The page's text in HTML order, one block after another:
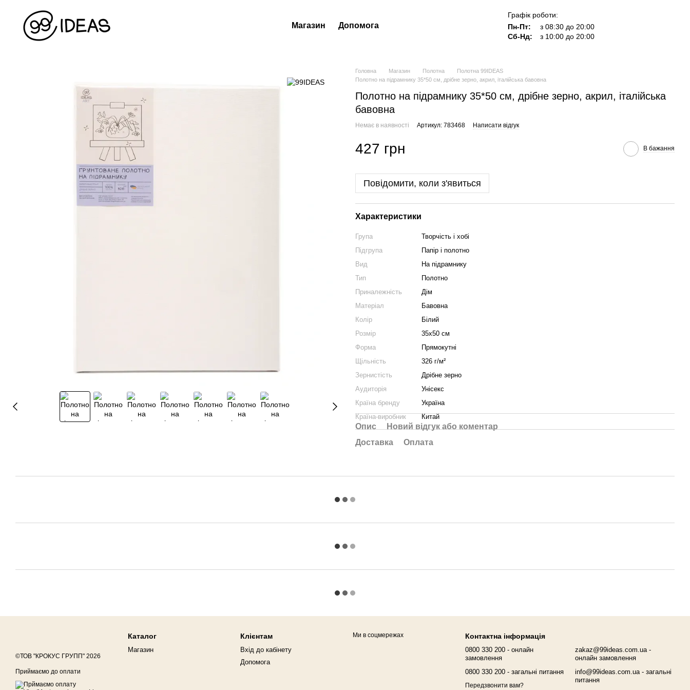
Магазин Допомога
Графік роботи:
Пн-Пт:
з 08:30 до 20:00
Сб-Нд:
з 10:00 до 20:00
Головна Магазин Полотна
Полотна 99IDEAS
Полотно на підрамнику 35*50 см, дрібне зерно, акрил, італійська бавовна
Полотно на підрамнику 35*50 см, дрібне зерно, акрил, італійська
бавовна
Немає в наявності Артикул: 783468 Написати відгук
427 грн В бажання
Повідомити, коли з'явиться
Характеристики
Група
Творчість і хобі
Підгрупа
Папір і полотно
Вид
На підрамнику
Тип
Полотно
Приналежність
Дім
Матеріал
Бавовна
Колір
Білий
Розмір
35х50 см
Форма
Прямокутні
Щільність
326 г/м²
Зернистість
Дрібне зерно
Аудиторія
Унісекс
Країна бренду
Україна
Країна-виробник
Китай
Опис
Новий відгук або коментар
Доставка
Оплата
©ТОВ "КРОКУС ГРУПП" 2026
Приймаємо до оплати
Каталог
Магазин
Клієнтам
Вхід до кабінету
Допомога
Ми в соцмережах Контактна інформація
0800 330 200 - онлайн
замовлення
0800 330 200 - загальні питання
Передзвонити вам?
zakaz@99ideas.com.ua -
онлайн замовлення
info@99ideas.com.ua - загальні
питання